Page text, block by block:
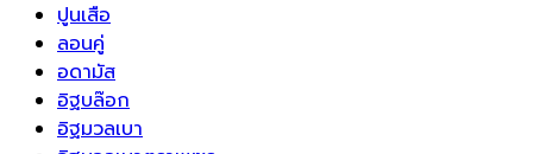
ปูนเสือ
ลอนคู่
อดามัส
อิฐบล๊อก
อิฐมวลเบา